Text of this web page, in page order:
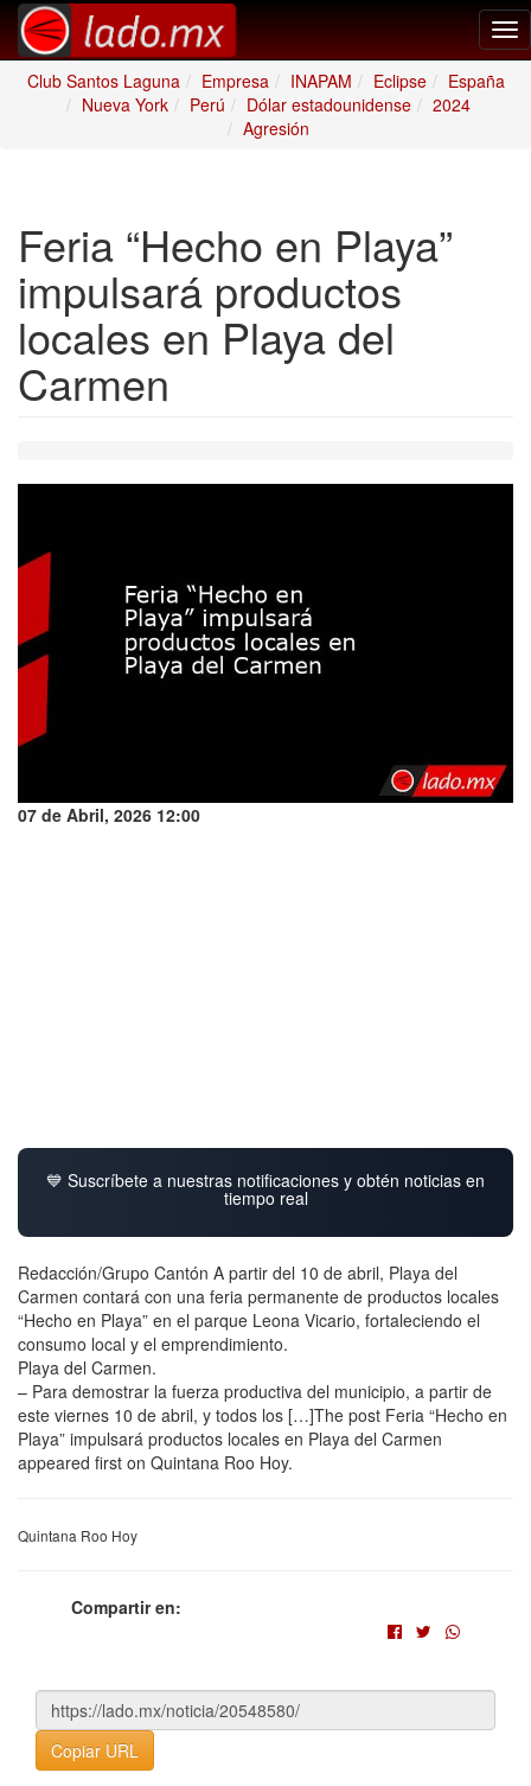
Club Santos Laguna
Empresa INAPAM Eclipse
España
Nueva York
Perú Dólar estadounidense
2024
Agresión
Feria “Hecho en Playa”
impulsará productos
locales en Playa del
Carmen
07 de Abril, 2026 12:00
💙 Suscríbete a nuestras notificaciones y obtén noticias en
tiempo real
Redacción/Grupo Cantón A partir del 10 de abril, Playa del
Carmen contará con una feria permanente de productos locales
“Hecho en Playa” en el parque Leona Vicario, fortaleciendo el
consumo local y el emprendimiento.
Playa del Carmen.
– Para demostrar la fuerza productiva del municipio, a partir de
este viernes 10 de abril, y todos los […]The post Feria “Hecho en
Playa” impulsará productos locales en Playa del Carmen
appeared first on Quintana Roo Hoy.
Quintana Roo Hoy
Compartir en:
Copiar URL